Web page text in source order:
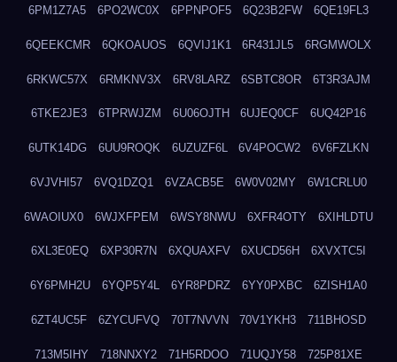
6PM1Z7A5 6PO2WC0X 6PPNPOF5 6Q23B2FW 6QE19FL3
6QEEKCMR 6QKOAUOS 6QVIJ1K1 6R431JL5 6RGMWOLX
6RKWC57X 6RMKNV3X 6RV8LARZ 6SBTC8OR 6T3R3AJM
6TKE2JE3 6TPRWJZM 6U06OJTH 6UJEQ0CF 6UQ42P16
6UTK14DG 6UU9ROQK 6UZUZF6L 6V4POCW2 6V6FZLKN
6VJVHI57 6VQ1DZQ1 6VZACB5E 6W0V02MY 6W1CRLU0
6WAOIUX0 6WJXFPEM 6WSY8NWU 6XFR4OTY 6XIHLDTU
6XL3E0EQ 6XP30R7N 6XQUAXFV 6XUCD56H 6XVXTC5I
6Y6PMH2U 6YQP5Y4L 6YR8PDRZ 6YY0PXBC 6ZISH1A0
6ZT4UC5F 6ZYCUFVQ 70T7NVVN 70V1YKH3 711BHOSD
713M5IHY 718NNXY2 71H5RDOO 71UQJY58 725P81XE